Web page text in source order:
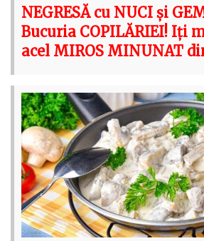
NEGRESĂ cu NUCI și
Bucuria COPILĂRIEI! Iți
acel MIROS MINUNAT